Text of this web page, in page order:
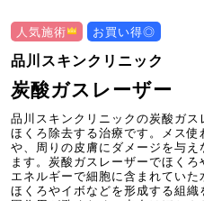
人気施術 お買い得◎
品川スキンクリニック
炭酸ガスレーザー
品川スキンクリニックの炭酸ガ
ほくろ除去する治療です。メス
や、周りの皮膚にダメージを与
ます。炭酸ガスレーザーでほく
エネルギーで細胞に含まれてい
ほくろやイボなどを形成する組